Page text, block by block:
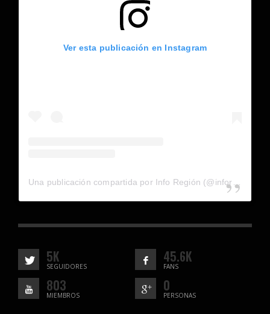
Ver esta publicación en Instagram
Una publicación compartida por Info Región (@inforegion_redes)
5K
SEGUIDORES
45.6K
FANS
803
MIEMBROS
0
PERSONAS